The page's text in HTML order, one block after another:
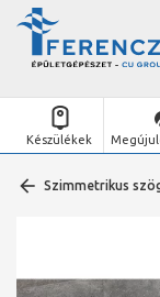
Készülékek
Szimmetrikus